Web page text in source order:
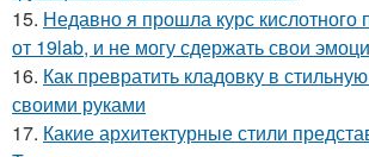
15. Недавно я прошла курс кислотного
от 19lab, и не могу сдержать свои
16. Как превратить кладовку в
своими руками
17. Какие архитектурные стили